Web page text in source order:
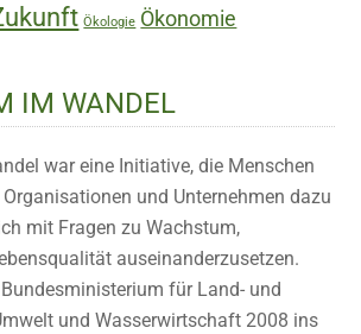
Ökologie Ökonomie
IM WANDEL
war eine Initiative, die Menschen
und Unternehmen dazu
mit Fragen zu Wachstum,
auseinanderzusetzen.
für Land- und
und Wasserwirtschaft 2008 ins